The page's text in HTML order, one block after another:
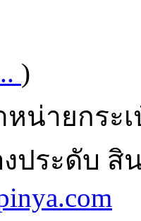
)
น่ายกระ
งประดับ